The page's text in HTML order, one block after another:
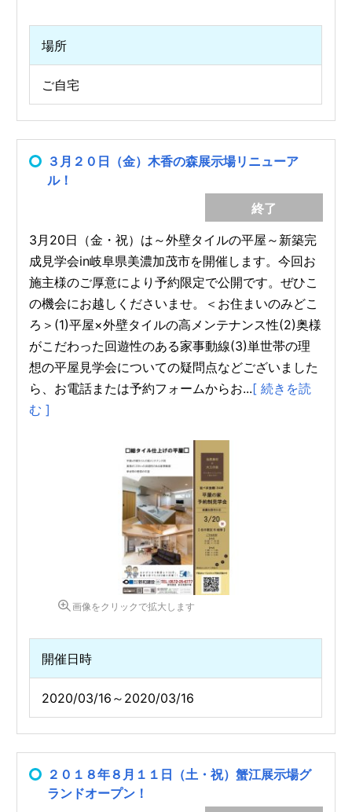
場所
ご自宅
３月２０日（金）木香の森展示場リニューア
ル！
終了
3月20日（金・祝）は～外壁タイルの平屋～新築完
成見学会in岐阜県美濃加茂市を開催します。今回お
施主様のご厚意により予約限定で公開です。ぜひこ
の機会にお越しくださいませ。＜お住まいのみどこ
ろ＞(1)平屋×外壁タイルの高メンテナンス性(2)奥様
がこだわった回遊性のある家事動線(3)単世帯の理
想の平屋見学会についての疑問点などございました
ら、お電話または予約フォームからお...[ 続きを読
む ]
画像をクリックで拡大します
開催日時
2020/03/16～2020/03/16
２０１８年８月１１日（土・祝）蟹江展示場グ
ランドオープン！